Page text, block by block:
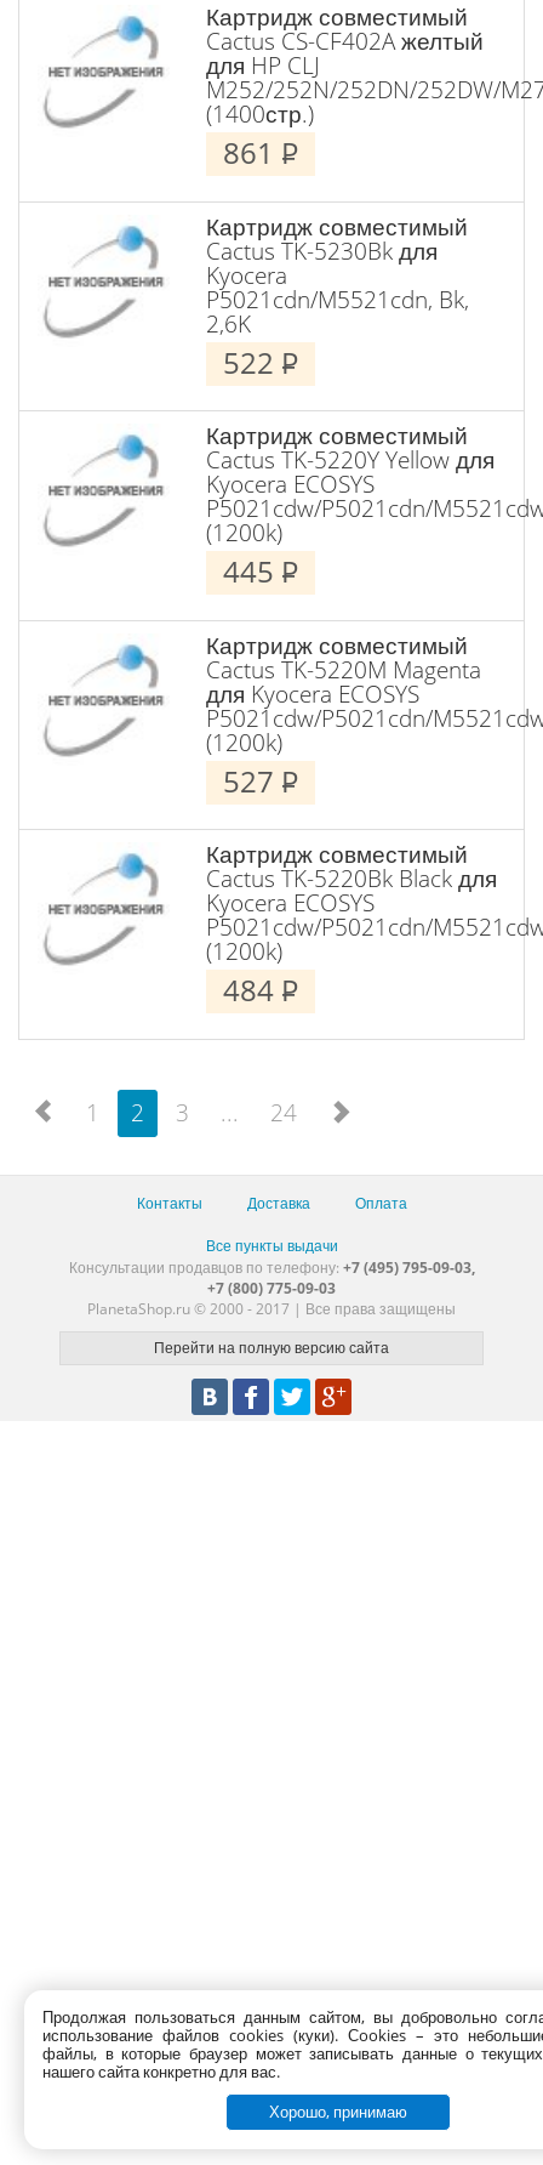
Картридж совместимый
Cactus CS-CF402A желтый
для HP CLJ
M252/252N/252DN/252DW/
(1400стр.)
861 P
Картридж совместимый
Cactus TK-5230Bk для
Kyocera
P5021cdn/M5521cdn, Bk,
2,6K
522 P
Картридж совместимый
Cactus TK-5220Y Yellow для
Kyocera ECOSYS
P5021cdw/P5021cdn/
(1200k)
445 P
Картридж совместимый
Cactus TK-5220M Magenta
для Kyocera ECOSYS
P5021cdw/P5021cdn/
(1200k)
527 P
Картридж совместимый
Cactus TK-5220Bk Black для
Kyocera ECOSYS
P5021cdw/P5021cdn/
(1200k)
484 P
1 2 3 ... 24
Контакты Доставка Оплата
Все пункты выдачи
Консультации продавцов по телефону: +7 (495) 795-09-03,
+7 (800) 775-09-03
PlanetaShop.ru © 2000 - 2017 | Все права защищены
Продолжая пользоваться данным сайтом, вы добровольно
использование файлов cookies (куки). Сookies – это
файлы, в которые браузер может записывать данные о текущих
нашего сайта конкретно для вас.
Хорошо, принимаю